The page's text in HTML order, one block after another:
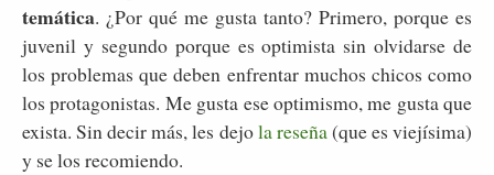
temática. ¿Por qué me gusta tanto? Primero, porque es
juvenil y segundo porque es optimista sin olvidarse de
los problemas que deben enfrentar muchos chicos como
los protagonistas. Me gusta ese optimismo, me gusta que
exista. Sin decir más, les dejola reseña(que es viejísima)
y se los recomiendo.